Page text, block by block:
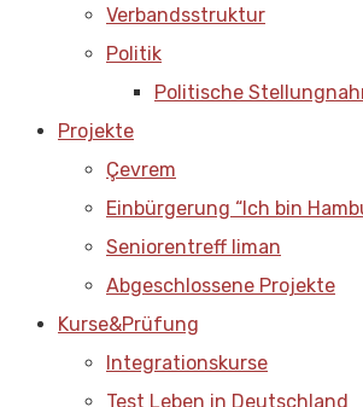
Verbandsstruktur
Politik
Politische
Projekte
Çevrem
Einbürgerung “Ich bin
Seniorentreff liman
Abgeschlossene Projekte
Kurse&Prüfung
Integrationskurse
Test Leben in Deutschland